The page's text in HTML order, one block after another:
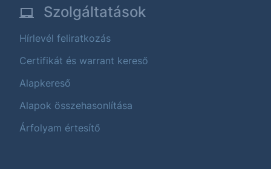
Szolgáltatások
Hírlevél feliratkozás
Certifikát és warrant kereső
Alapkereső
Alapok összehasonlítása
Árfolyam értesítő